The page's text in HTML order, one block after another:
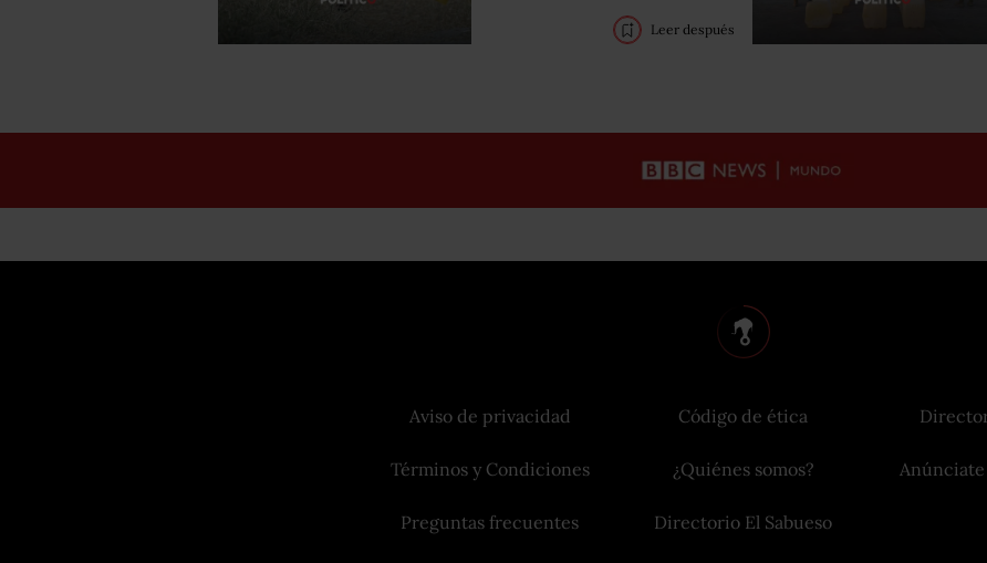
Leer después
Aviso de privacidad
Términos y Condiciones
Preguntas frecuentes
Código de ética
¿Quiénes somos?
Directorio El Sabueso